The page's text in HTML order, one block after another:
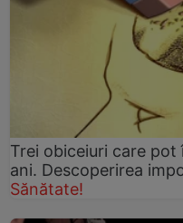
Trei obiceiuri care pot
ani. Descoperirea
Sănătate!